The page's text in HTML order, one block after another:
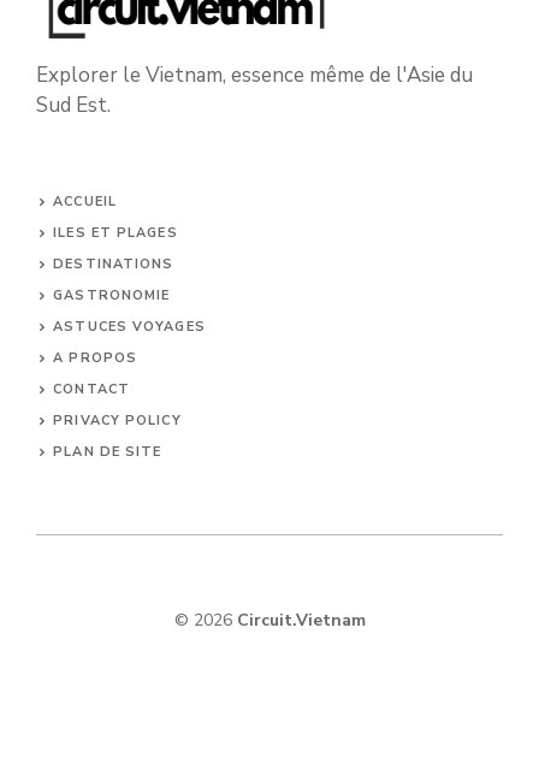
Explorer le Vietnam, essence même de l'Asie du
Sud Est.
ACCUEIL
ILES ET PLAGES
DESTINATIONS
GASTRONOMIE
ASTUCES VOYAGES
A PROPOS
CONTACT
PRIVACY POLICY
PLAN DE SITE
© 2026Circuit.Vietnam